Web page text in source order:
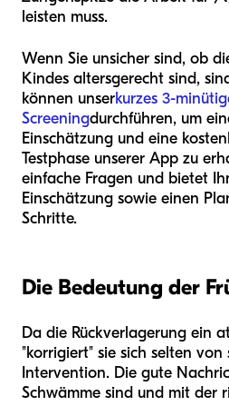
leisten muss.
Wenn Sie unsicher sind, ob
Kindes altersgerecht sind,
können unserkurzes 3-
Screeningdurchführen, um
Einschätzung und eine
Testphase unserer App zu
einfache Fragen und bietet
Einschätzung sowie einen
Schritte.
Die Bedeutung der
Da die Rückverlagerung ein
"korrigiert" sie sich selten
Intervention. Die gute
Schwämme sind und mit der